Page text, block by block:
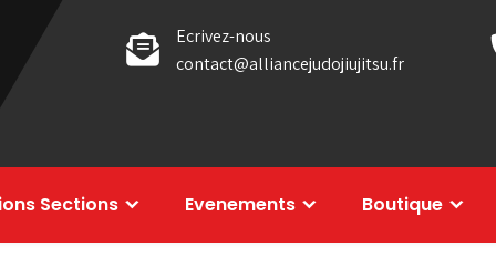
Ecrivez-nous
contact@alliancejudojiujitsu.fr
Sections Evenements Boutique